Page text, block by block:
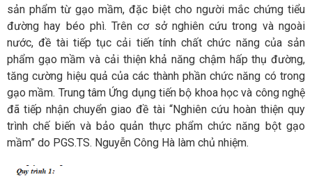
sản phẩm từ gạo mầm, đặc biệt cho người mắc chứng tiểu
đường hay béo phì. Trên cơ sở nghiên cứu trong và ngoài
nước, đề tài tiếp tục cải tiến tính chất chức năng của sản
phẩm gạo mầm và cải thiện khả năng chậm hấp thụ đường,
tăng cường hiệu quả của các thành phần chức năng có trong
gạo mầm. Trung tâm Ứng dụng tiến bộ khoa học và công nghệ
đã tiếp nhận chuyển giao đề tài “Nghiên cứu hoàn thiện quy
trình chế biến và bảo quản thực phẩm chức năng bột gạo
mầm” do PGS.TS. Nguyễn Công Hà làm chủ nhiệm.